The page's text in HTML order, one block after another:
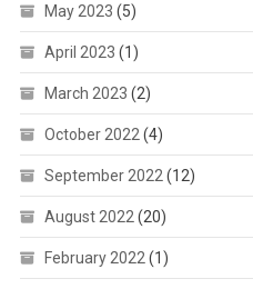
May 2023 (5)
April 2023 (1)
March 2023 (2)
October 2022 (4)
September 2022 (12)
August 2022 (20)
February 2022 (1)